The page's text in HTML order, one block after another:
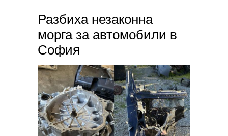
Разбиха незаконна
морга за автомобили в
София